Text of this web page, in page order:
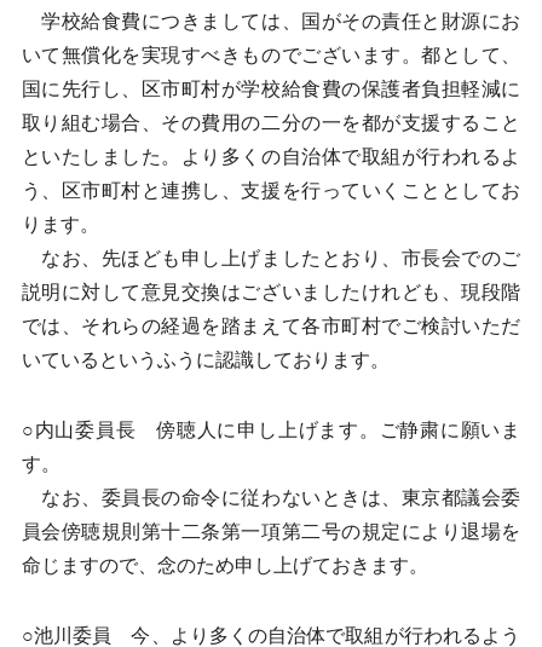
学校給食費につきましては、国がその責任と財源にお
いて無償化を実現すべきものでございます。都として、
国に先行し、区市町村が学校給食費の保護者負担軽減に
取り組む場合、その費用の二分の一を都が支援すること
といたしました。より多くの自治体で取組が行われるよ
う、区市町村と連携し、支援を行っていくこととしてお
ります。
なお、先ほども申し上げましたとおり、市長会でのご
説明に対して意見交換はございましたけれども、現段階
では、それらの経過を踏まえて各市町村でご検討いただ
いているというふうに認識しております。
○内山委員長 傍聴人に申し上げます。ご静粛に願いま
す。
なお、委員長の命令に従わないときは、東京都議会委
員会傍聴規則第十二条第一項第二号の規定により退場を
命じますので、念のため申し上げておきます。
○池川委員 今、より多くの自治体で取組が行われるよう